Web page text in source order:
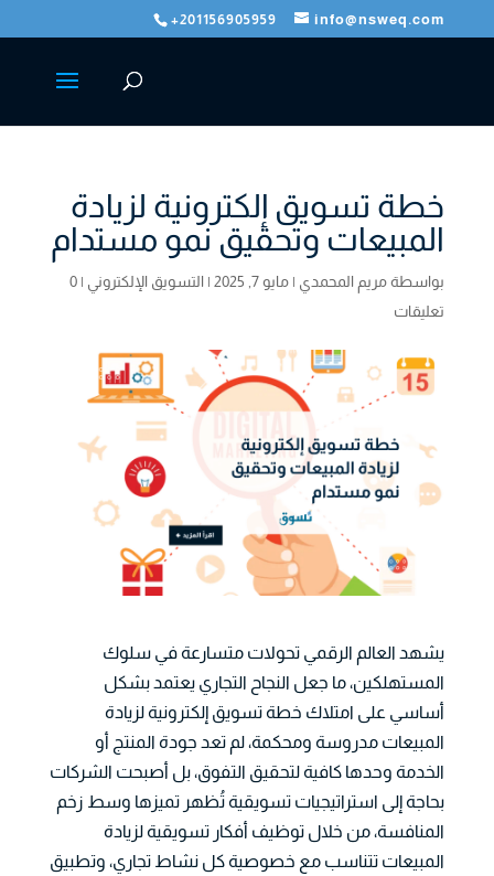
+201156905959 info@nsweq.com
خطة تسويق إلكترونية لزيادة
المبيعات وتحقيق نمو مستدام
بواسطةمريم المحمدي | مايو 7, 2025 | التسويق الإلكتروني |
0
تعليقات
يشهد العالم الرقمي تحولات متسارعة في سلوك
المستهلكين، ما جعل النجاح التجاري يعتمد بشكل
أساسي على امتلاك خطة تسويق إلكترونية لزيادة
المبيعات مدروسة ومحكمة، لم تعد جودة المنتج أو
الخدمة وحدها كافية لتحقيق التفوق، بل أصبحت الشركات
بحاجة إلى استراتيجيات تسويقية تُظهر تميزها وسط زخم
المنافسة، من خلال توظيف أفكار تسويقية لزيادة
المبيعات تتناسب مع خصوصية كل نشاط تجاري، وتطبيق